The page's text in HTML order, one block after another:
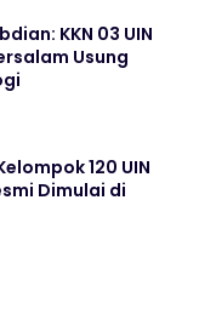
KKN 03 UIN
Usung
120 UIN
Dimulai di